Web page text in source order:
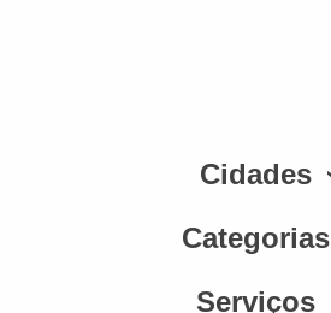
Cidades
Categorias
Serviços